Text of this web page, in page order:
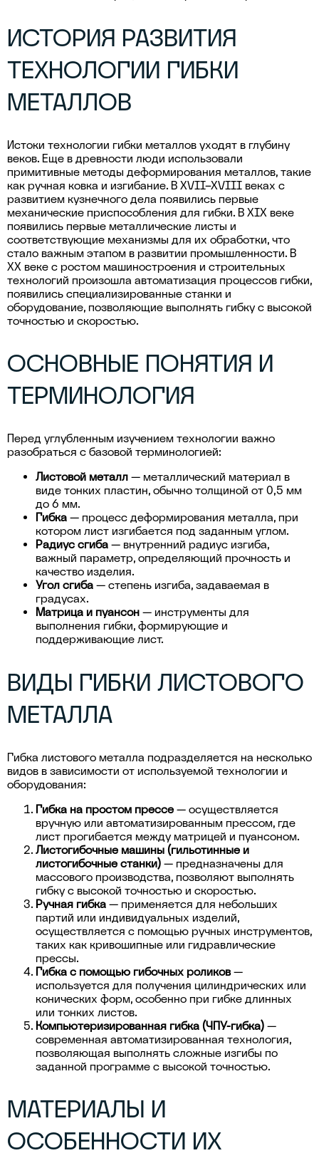
ИСТОРИЯ РАЗВИТИЯ
ТЕХНОЛОГИИ ГИБКИ
МЕТАЛЛОВ
Истоки технологии гибки металлов уходят в глубину
веков. Еще в древности люди использовали
примитивные методы деформирования металлов, такие
как ручная ковка и изгибание. В XVII–XVIII веках с
развитием кузнечного дела появились первые
механические приспособления для гибки. В XIX веке
появились первые металлические листы и
соответствующие механизмы для их обработки, что
стало важным этапом в развитии промышленности. В
XX веке с ростом машиностроения и строительных
технологий произошла автоматизация процессов гибки,
появились специализированные станки и
оборудование, позволяющие выполнять гибку с высокой
точностью и скоростью.
ОСНОВНЫЕ ПОНЯТИЯ И
ТЕРМИНОЛОГИЯ
Перед углубленным изучением технологии важно
разобраться с базовой терминологией:
Листовой металл — металлический материал в
виде тонких пластин, обычно толщиной от 0,5 мм
до 6 мм.
Гибка — процесс деформирования металла, при
котором лист изгибается под заданным углом.
Радиус сгиба — внутренний радиус изгиба,
важный параметр, определяющий прочность и
качество изделия.
Угол сгиба — степень изгиба, задаваемая в
градусах.
Матрица и пуансон — инструменты для
выполнения гибки, формирующие и
поддерживающие лист.
ВИДЫ ГИБКИ ЛИСТОВОГО
МЕТАЛЛА
Гибка листового металла подразделяется на несколько
видов в зависимости от используемой технологии и
оборудования:
Гибка на простом прессе — осуществляется
вручную или автоматизированным прессом, где
лист прогибается между матрицей и пуансоном.
Листогибочные машины (гильотинные и
листогибочные станки) — предназначены для
массового производства, позволяют выполнять
гибку с высокой точностью и скоростью.
Ручная гибка — применяется для небольших
партий или индивидуальных изделий,
осуществляется с помощью ручных инструментов,
таких как кривошипные или гидравлические
прессы.
Гибка с помощью гибочных роликов—
используется для получения цилиндрических или
конических форм, особенно при гибке длинных
или тонких листов.
Компьютеризированная гибка (ЧПУ-гибка) —
современная автоматизированная технология,
позволяющая выполнять сложные изгибы по
заданной программе с высокой точностью.
МАТЕРИАЛЫ И
ОСОБЕННОСТИ ИХ